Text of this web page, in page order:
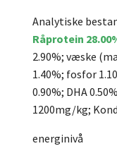
Analytiske
Råprotein
2.90%; væske
1.40%; fosfor
0.90%; DHA
1200mg/kg;
energinivå